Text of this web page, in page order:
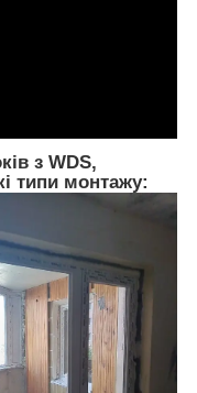
з WDS,
типи монтажу: